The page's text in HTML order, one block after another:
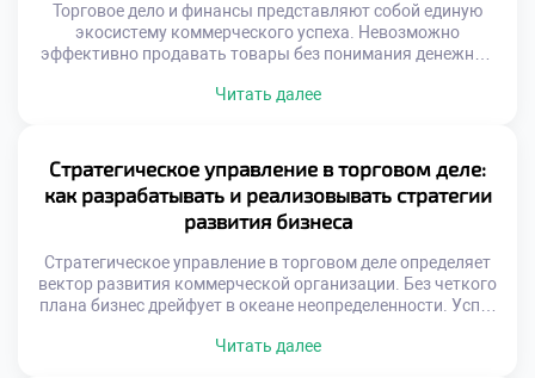
Торговое дело и финансы представляют собой единую
экосистему коммерческого успеха. Невозможно
эффективно продавать товары без понимания денежных
для управленческих решений. Прибыль является лишь
Финансовая грамотность превращает интуицию в точный
расчет. Специальность готовит специалистов с
комплексным видением системы. Синергия дисциплин […]
Читать далее
Стратегическое управление в торговом деле:
как разрабатывать и реализовывать стратегии
развития бизнеса
Стратегическое управление в торговом деле определяет
вектор развития коммерческой организации. Без четкого
плана бизнес дрейфует в океане неопределенности. Успех
требует анализа внешней и внутренней среды. Рыночные
Читать далее